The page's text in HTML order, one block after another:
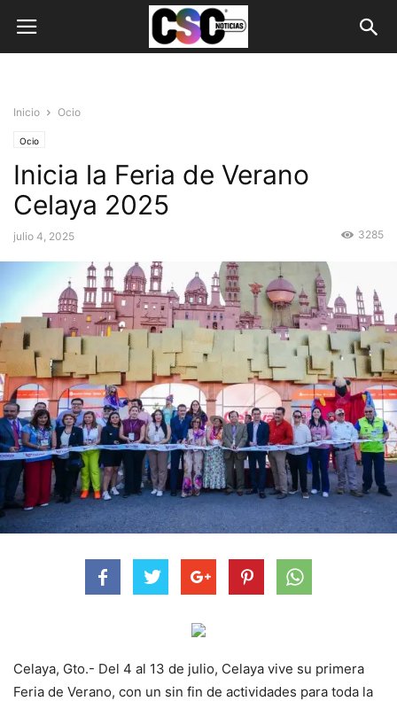
Inicio Ocio
Ocio
Inicia la Feria de Verano
Celaya 2025
julio 4, 2025 3285
Celaya, Gto.- Del 4 al 13 de julio, Celaya vive su primera
Feria de Verano, con un sin fin de actividades para toda la